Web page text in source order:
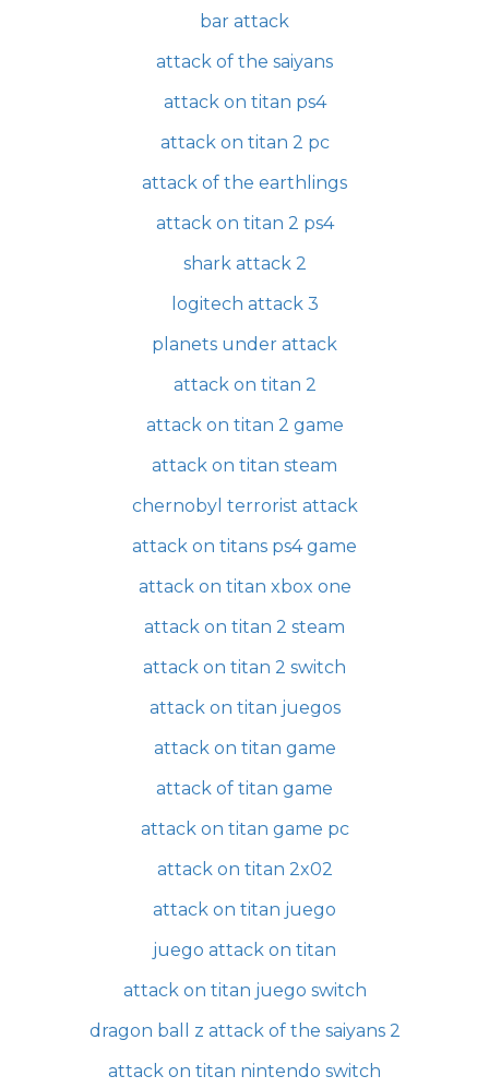
bar attack
attack of the saiyans
attack on titan ps4
attack on titan 2 pc
attack of the earthlings
attack on titan 2 ps4
shark attack 2
logitech attack 3
planets under attack
attack on titan 2
attack on titan 2 game
attack on titan steam
chernobyl terrorist attack
attack on titans ps4 game
attack on titan xbox one
attack on titan 2 steam
attack on titan 2 switch
attack on titan juegos
attack on titan game
attack of titan game
attack on titan game pc
attack on titan 2x02
attack on titan juego
juego attack on titan
attack on titan juego switch
dragon ball z attack of the saiyans 2
attack on titan nintendo switch